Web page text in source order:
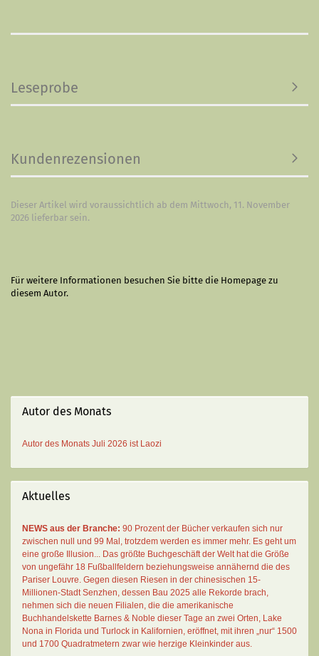
Leseprobe
Kundenrezensionen
Dieser Artikel wird voraussichtlich ab dem Mittwoch, 11. November
2026 lieferbar sein.
Für weitere Informationen besuchen Sie bitte die Homepage zu
diesem Autor.
Autor des Monats
Autor des Monats Juli 2026 ist Laozi
Aktuelles
NEWS aus der Branche: 90 Prozent der Bücher verkaufen sich nur
zwischen null und 99 Mal , trotzdem werden es immer mehr. Es geht um
eine große Illusion... Das größte Buchgeschäft der Welt hat die Größe
von ungefähr 18 Fußballfeldern beziehungsweise annähernd die des
Pariser Louvre. Gegen diesen Riesen in der chinesischen 15-
Millionen-Stadt Senzhen, dessen Bau 2025 alle Rekorde brach,
nehmen sich die neuen Filialen, die die amerikanische
Buchhandelskette Barnes & Noble dieser Tage an zwei Orten, Lake
Nona in Florida und Turlock in Kalifornien, eröffnet, mit ihren „nur“ 1500
und 1700 Quadratmetern zwar wie herzige Kleinkinder aus.